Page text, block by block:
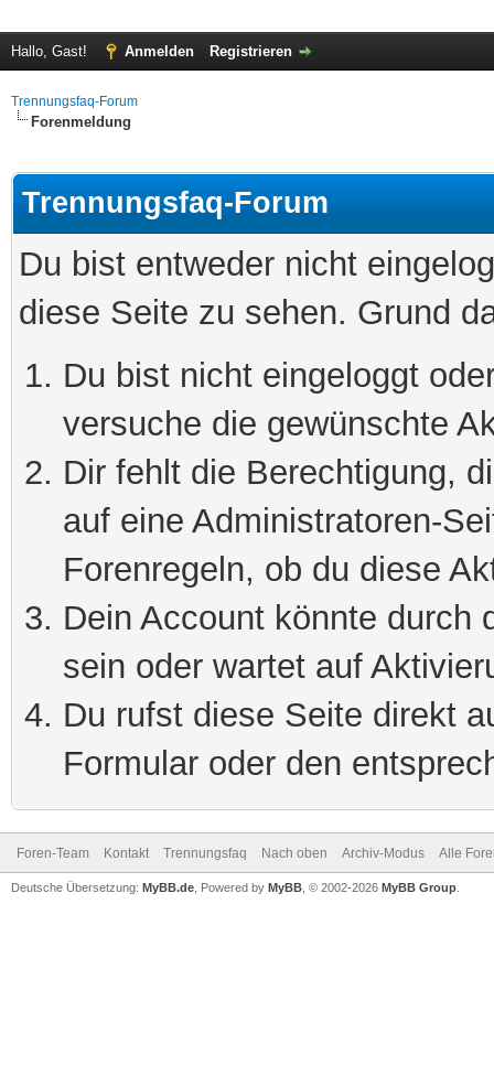
Hallo, Gast! Anmelden Registrieren
Trennungsfaq-Forum
Forenmeldung
Trennungsfaq-Forum
Du bist entweder nicht
diese Seite zu sehen. Grund
Du bist nicht eingeloggt
versuche die gewünschte
Dir fehlt die Berechtigung,
auf eine Administratoren-
Forenregeln, ob du diese
Dein Account könnte durch
sein oder wartet auf
Du rufst diese Seite direkt
Formular oder den
Foren-Team Kontakt Trennungsfaq Nach oben Archiv-Modus Alle
Deutsche Übersetzung: MyBB.de , Powered by MyBB , © 2002-2026 MyBB Group